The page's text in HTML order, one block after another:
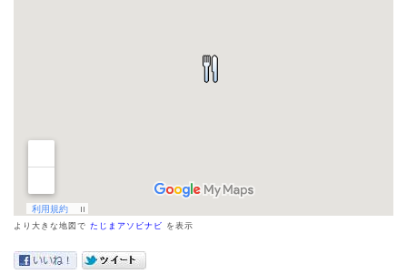
より大きな地図で たじまアソビナビ を表示